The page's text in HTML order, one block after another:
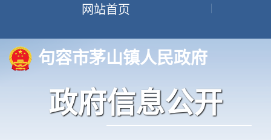
网站首页
句容市茅山镇人民政府
政府信息公开